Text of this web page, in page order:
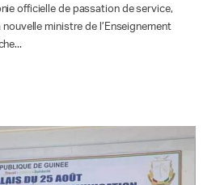
officielle de passation de service,
ministre de l’Enseignement